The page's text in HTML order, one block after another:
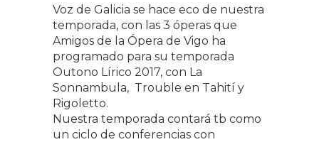
Voz de Galicia se hace eco de nuestra
temporada, con las 3 óperas que
Amigos de la Ópera de Vigo ha
programado para su temporada
Outono Lírico 2017, con La
Sonnambula, Trouble en Tahití y
Rigoletto.
Nuestra temporada contará tb como
un ciclo de conferencias con